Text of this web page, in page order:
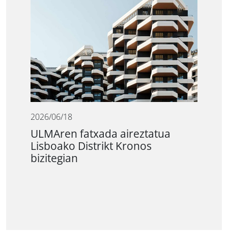
2026/06/18
ULMAren fatxada aireztatua
Lisboako Distrikt Kronos
bizitegian